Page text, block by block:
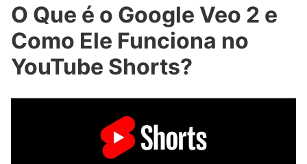
O Que é o Google Veo 2 e
Como Ele Funciona no
YouTube Shorts?